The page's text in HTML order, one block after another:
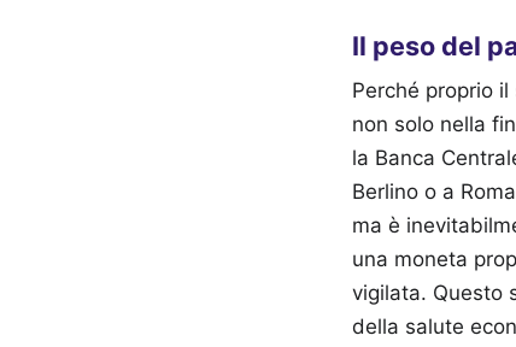
Il peso del
Perché proprio
non solo nella
la Banca
Berlino o a
ma è
una moneta
vigilata. Questo
della salute